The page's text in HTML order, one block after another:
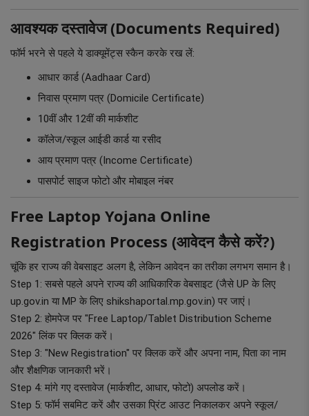
आवश्यक दस्तावेज (Documents Required)
फॉर्म भरने से पहले ये डाक्यूमेंट्स स्कैन करके रख लें:
आधार कार्ड (Aadhaar Card)
निवास प्रमाण पत्र (Domicile Certificate)
10वीं और 12वीं की मार्कशीट
कॉलेज/स्कूल आईडी कार्ड या रसीद
आय प्रमाण पत्र (Income Certificate)
पासपोर्ट साइज फोटो और मोबाइल नंबर
Free Laptop Yojana Online
Registration Process (आवेदन कैसे करें?)
चूंकि हर राज्य की वेबसाइट अलग है, लेकिन आवेदन का तरीका लगभग समान है।
Step 1: सबसे पहले अपने राज्य की आधिकारिक वेबसाइट (जैसे UP के लिए
up.gov.in या MP के लिए shikshaportal.mp.gov.in) पर जाएं।
Step 2: होमपेज पर "Free Laptop/Tablet Distribution Scheme
2026" लिंक पर क्लिक करें।
Step 3: "New Registration" पर क्लिक करें और अपना नाम, पिता का नाम
और शैक्षणिक जानकारी भरें।
Step 4: मांगे गए दस्तावेज (मार्कशीट, आधार, फोटो) अपलोड करें।
Step 5: फॉर्म सबमिट करें और उसका प्रिंट आउट निकालकर अपने स्कूल/